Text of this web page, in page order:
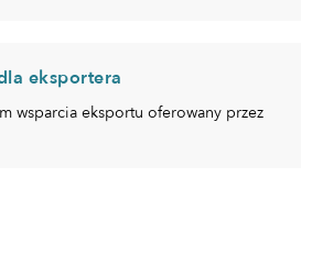
eksportera
wsparcia eksportu oferowany przez